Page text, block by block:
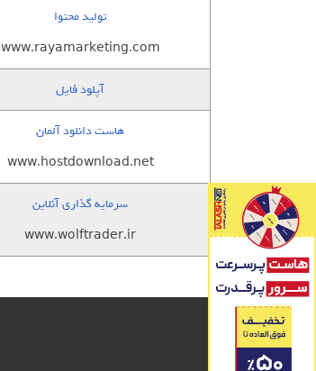
تولید محتوا
www.rayamarketing.com
آپلود فایل
هاست دانلود آلمان
www.hostdownload.net
سرمایه گذاری آنلاین
www.wolftrader.ir